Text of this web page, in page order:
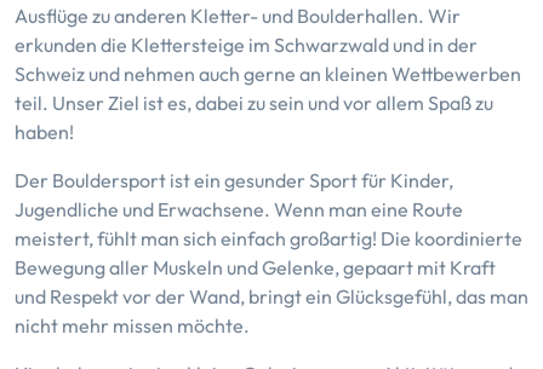
Ausflüge zu anderen Kletter- und Boulderhallen. Wir
erkunden die Klettersteige im Schwarzwald und in der
Schweiz und nehmen auch gerne an kleinen Wettbewerben
teil. Unser Ziel ist es, dabei zu sein und vor allem Spaß zu
haben!
Der Bouldersport ist ein gesunder Sport für Kinder,
Jugendliche und Erwachsene. Wenn man eine Route
meistert, fühlt man sich einfach großartig! Die koordinierte
Bewegung aller Muskeln und Gelenke, gepaart mit Kraft
und Respekt vor der Wand, bringt ein Glücksgefühl, das man
nicht mehr missen möchte.